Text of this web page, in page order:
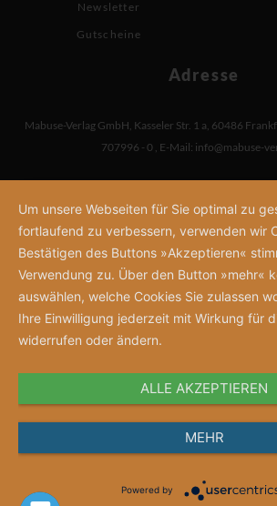
Newsletter
Gutscheine
Adresse
Mabuse-Verlag GmbH, Kasseler Str. 1 a, 60486
707996 - 0 , E-Mail: info@mabuse-
Um unsere Webseiten für Sie optimal zu
fortlaufend zu verbessern, verwenden wir
Bestätigen des Buttons »Akzeptieren«
Verwendung zu. Über den Button »mehr«
auswählen, welche Cookies Sie zulassen
Ihre Einwilligung jederzeit mit Wirkung für
widerrufen oder ändern.
ALLE AKZEPTIEREN
MEHR
Powered by